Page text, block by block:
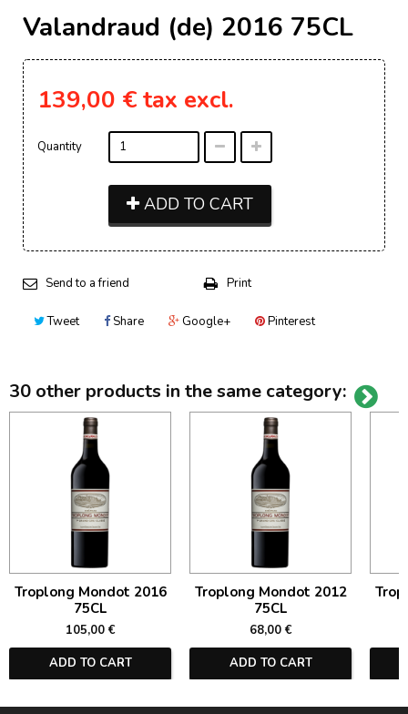
Valandraud (de) 2016 75CL
139,00 € tax excl.
Quantity
ADD TO CART
Send to a friend Print
Tweet Share Google+ Pinterest
30 other products in the same category:
Troplong Mondot 2016
75CL
105,00 €
ADD TO CART
Troplong Mondot 2012
75CL
68,00 €
ADD TO CART